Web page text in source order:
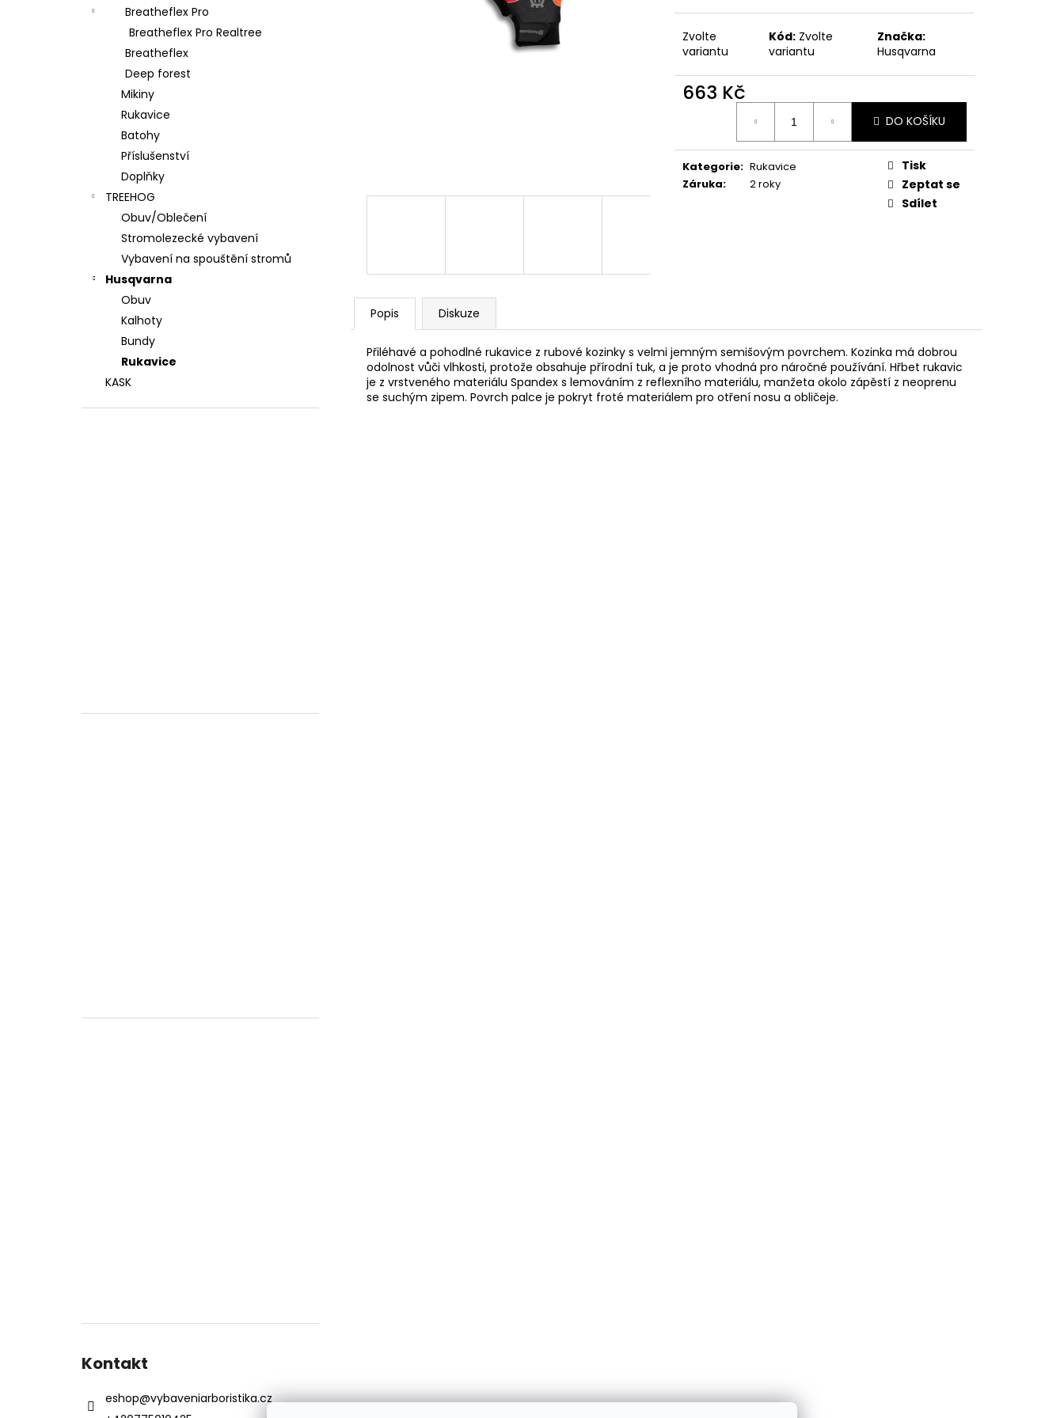
Breatheflex Pro
Breatheflex Pro Realtree
Breatheflex
Deep forest
Mikiny
Rukavice
Batohy
Příslušenství
Doplňky
TREEHOG
Obuv/Oblečení
Stromolezecké vybavení
Vybavení na spouštění stromů
Husqvarna
Obuv
Kalhoty
Bundy
Rukavice
KASK
Kontakt
eshop@vybaveniarboristika.cz
Zvolte
variantu
Kód: Zvolte
variantu
Značka:
Husqvarna
663 Kč
DO KOŠÍKU
Kategorie: Rukavice
Záruka: 2 roky
Tisk
Zeptat se
Sdílet
Popis Diskuze
Přiléhavé a pohodlné rukavice z rubové kozinky s velmi jemným semišovým povrchem. Kozinka má dobrou
odolnost vůči vlhkosti, protože obsahuje přírodní tuk, a je proto vhodná pro náročné používání. Hřbet rukavic
je z vrstveného materiálu Spandex s lemováním z reflexního materiálu, manžeta okolo zápěstí z neoprenu
se suchým zipem. Povrch palce je pokryt froté materiálem pro otření nosu a obličeje.